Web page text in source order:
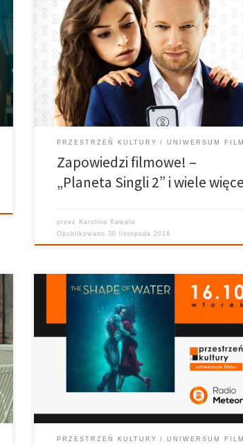
Uniwersum Filmu – 06.11.2018 Prowadzi: Karolina
Kawala Realizuje: Ania Bielec Grafika: Kuba
Ciekawi nowości, jakie ostatnio weszły lub wejdą
ekrany kin w całej Polsce? Przygotowałam dla Was
kilka propozycji, które – mam nadzieję – znajdą się
waszej […]
PRZESTRZEŃ KULTURY UNIWERSUM
Zapowiedzi filmowe! –
„Planeta Singli 2” i wiele
przez Karolina Kawala
Opublikowano30 listopada 2018
Uniwersum Filmu – 16.10.2018 Prowadzi: Karolina
Kawala Realizuje: Ania Bielec Grafika: Kuba
„Kształt wody” to amerykański film fantasy z
w reżyserii Guillermo del Toro. Laureat nagrody
Amerykańskiej Akademii Sztuki i Wiedzy Filmowej
czterech kategoriach. Akcja […]
PRZESTRZEŃ KULTURY UNIWERSUM